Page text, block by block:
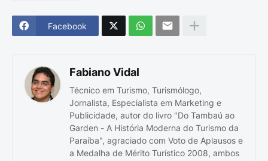
Facebook
Fabiano Vidal
Técnico em Turismo, Turismólogo,
Jornalista, Especialista em Marketing e
Publicidade, autor do livro "Do Tambaú ao
Garden - A História Moderna do Turismo da
Paraíba", agraciado com Voto de Aplausos e
a Medalha de Mérito Turístico 2008, ambos